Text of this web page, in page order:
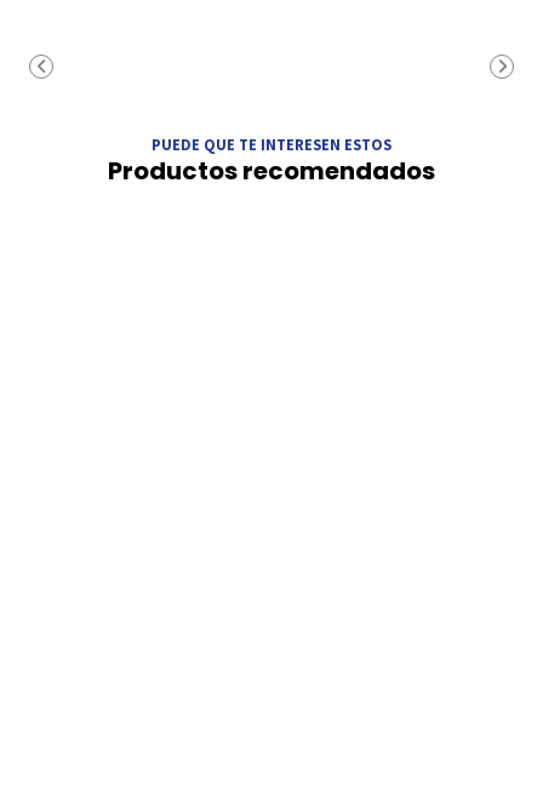
PUEDE QUE TE INTERESEN ESTOS
Productos recomendados